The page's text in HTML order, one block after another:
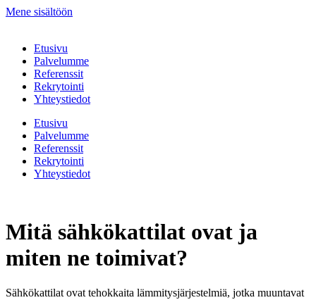
Mene sisältöön
Etusivu
Palvelumme
Referenssit
Rekrytointi
Yhteystiedot
Etusivu
Palvelumme
Referenssit
Rekrytointi
Yhteystiedot
Mitä sähkökattilat ovat ja
miten ne toimivat?
Sähkökattilat ovat tehokkaita lämmitysjärjestelmiä, jotka muuntavat